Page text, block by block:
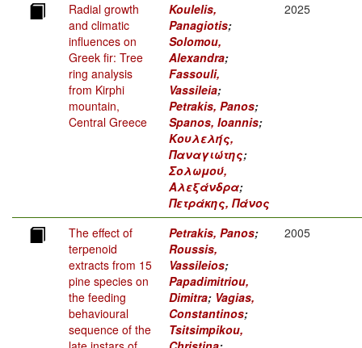
Radial growth
and climatic
influences on
Greek fir: Tree
ring analysis
from Kirphi
mountain,
Central Greece
Koulelis,
Panagiotis;
Solomou,
Alexandra;
Fassouli,
Vassileia;
Petrakis, Panos;
Spanos, Ioannis;
Κουλελής,
Παναγιώτης;
Σολωμού,
Αλεξάνδρα;
Πετράκης, Πάνος
2025
The effect of
terpenoid
extracts from 15
pine species on
the feeding
behavioural
sequence of the
Petrakis, Panos;
Roussis,
Vassileios;
Papadimitriou,
Dimitra; Vagias,
Constantinos;
Tsitsimpikou,
2005